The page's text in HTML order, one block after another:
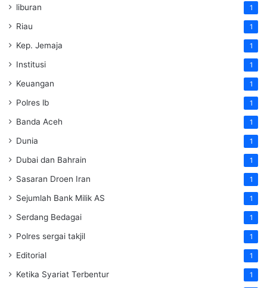
liburan 1
Riau 1
Kep. Jemaja 1
Institusi 1
Keuangan 1
Polres lb 1
Banda Aceh 1
Dunia 1
Dubai dan Bahrain 1
Sasaran Droen Iran 1
Sejumlah Bank Milik AS 1
Serdang Bedagai 1
Polres sergai takjil 1
Editorial 1
Ketika Syariat Terbentur 1